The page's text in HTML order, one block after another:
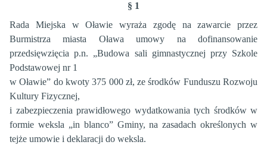
§ 1
Rada Miejska w Oławie wyraża zgodę na zawarcie przez
Burmistrza miasta Oława umowy na dofinansowanie
przedsięwzięcia p.n. „Budowa sali gimnastycznej przy Szkole
Podstawowej nr 1
w Oławie” do kwoty 375 000 zł, ze środków Funduszu Rozwoju
Kultury Fizycznej,
i zabezpieczenia prawidłowego wydatkowania tych środków w
formie weksla „in blanco” Gminy, na zasadach określonych w
tejże umowie i deklaracji do weksla.